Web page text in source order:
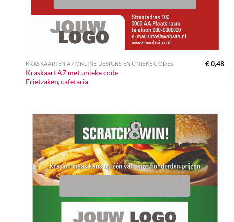
KRASKAARTEN A7 ONLINE DESIGNS EN UNIEKE CODES
Kraskaart A7 met unieke code
Frietzaken, cafetaria
€0,48